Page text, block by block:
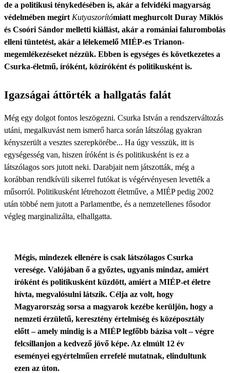
de a politikusi ténykedésében is, akár a felvidéki magyarság
védelmében megírt Kutyaszorítómiatt meghurcolt Duray Miklós
és Csoóri Sándor melletti kiállást, akár a romániai falurombolás
elleni tüntetést, akár a lélekemelő MIÉP-es Trianon-
megemlékezéseket nézzük. Ebben is egységes és következetes a
Csurka-életmű, íróként, közíróként és politikusként is.
Igazságai áttörték a hallgatás falát
Még egy dolgot fontos leszögezni. Csurka István a rendszerváltozás
utáni, megalkuvást nem ismerő harca során látszólag gyakran
kényszerült a vesztes szerepkörébe... Ha úgy vesszük, itt is
egységesség van, hiszen íróként is és politikusként is ez a
látszólagos sors jutott neki. Darabjait nem játszották, még a
korábban rendkívüli sikerrel futókat is végérvényesen levették a
műsorról. Politikusként létrehozott életműve, a MIÉP pedig 2002
után többé nem jutott a Parlamentbe, és a nemzetellenes fősodor
végleg marginalizálta, elhallgatta.
Mégis, mindezek ellenére is csak látszólagos Csurka
veresége. Valójában ő a győztes, ugyanis mindaz, amiért
íróként és politikusként küzdött, amiért a MIÉP-et életre
hívta, megvalósulni látszik. Célja az volt, hogy
Magyarország sorsa a magyarok kezébe kerüljön, hogy a
nem­zeti érzületű, keresztény értelmiség és középosztály
előtt – amely mindig is a MIÉP legfőbb bázisa volt – végre
felcsillan­jon a kedvező jövő képe. Az elmúlt 12 év
eseményei egyértelműen errefelé mutatnak, elindultunk
ezen az úton.